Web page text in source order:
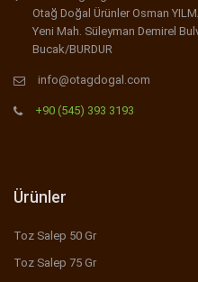
Otağ Doğal Ürünler Osman
Yeni Mah. Süleyman Demirel
Bucak/BURDUR
info@otagdogal.com
+90 (545) 393 3193
Ürünler
Toz Salep 50 Gr
Toz Salep 75 Gr